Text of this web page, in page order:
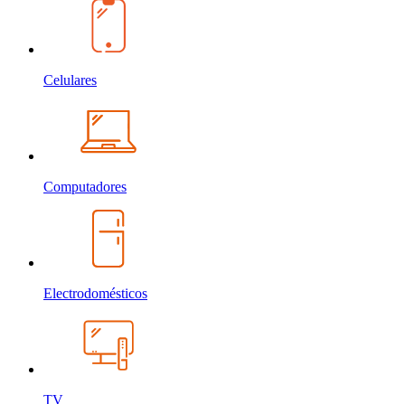
Celulares
Computadores
Electrodomésticos
TV